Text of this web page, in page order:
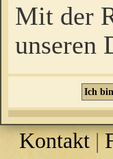
Mit der
unseren
Kontakt |